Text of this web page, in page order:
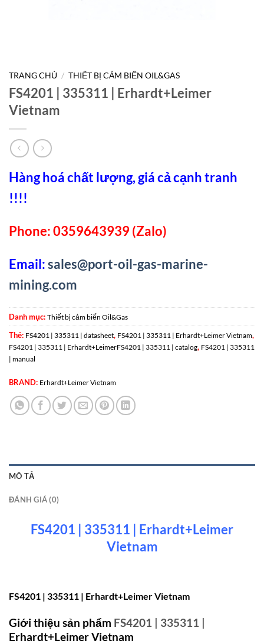
TRANG CHỦ / THIẾT BỊ CẢM BIẾN OIL&GAS
FS4201 | 335311 | Erhardt+Leimer
Vietnam
Hàng hoá chất lượng, giá cả cạnh tranh
!!!!
Phone: 0359643939 (Zalo)
Email:sales@port-oil-gas-marine-
mining.com
Danh mục: Thiết bị cảm biến Oil&Gas
Thẻ: FS4201 | 335311 | datasheet, FS4201 | 335311 | Erhardt+Leimer Vietnam,
FS4201 | 335311 | Erhardt+LeimerFS4201 | 335311 | catalog, FS4201 | 335311
| manual
BRAND: Erhardt+Leimer Vietnam
MÔ TẢ
ĐÁNH GIÁ (0)
FS4201 | 335311 | Erhardt+Leimer
Vietnam
FS4201 | 335311 | Erhardt+Leimer Vietnam
Giới thiệu sản phẩm FS4201 | 335311 |
Erhardt+Leimer Vietnam